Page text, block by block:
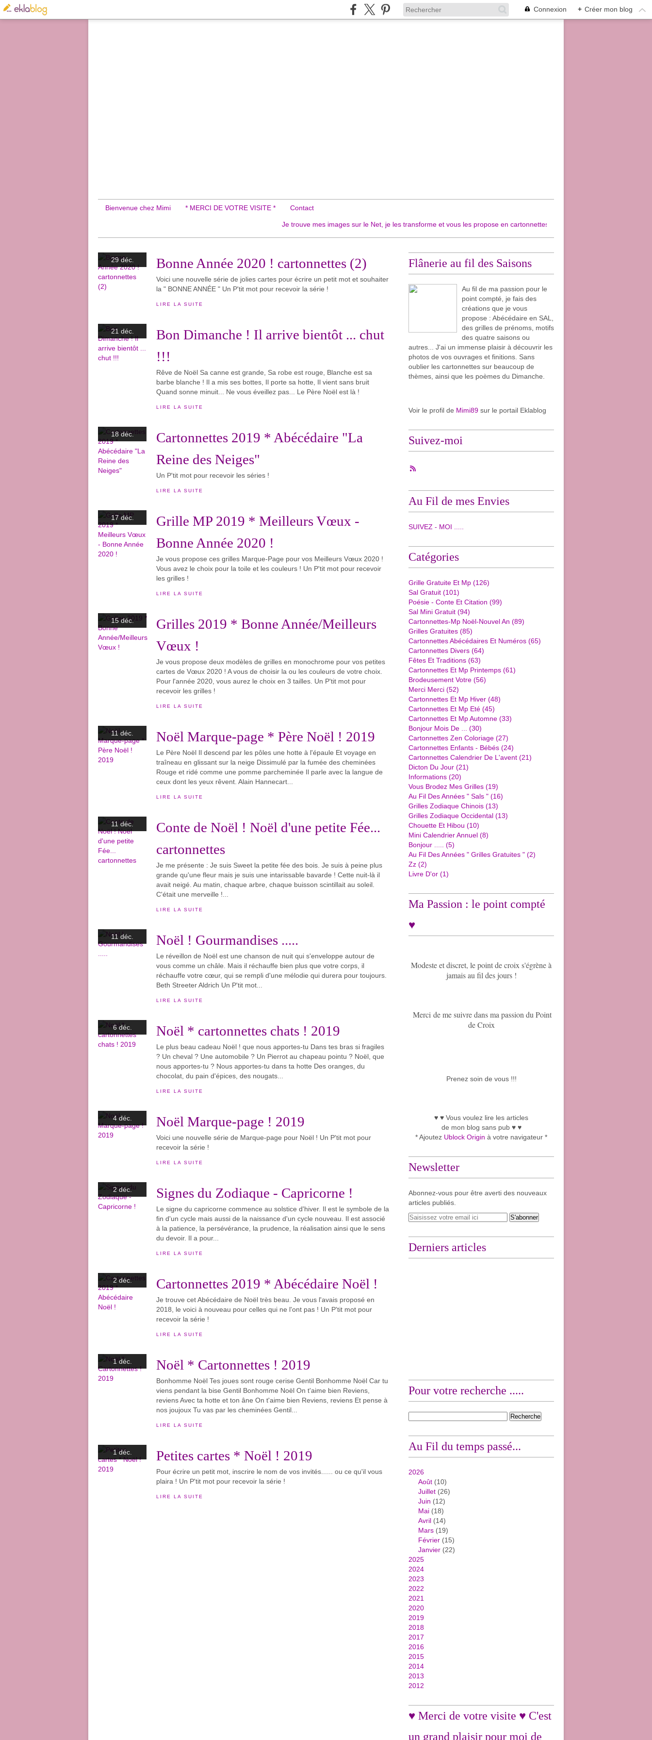
Connexion + Créer mon blog
Bienvenue chez Mimi * MERCI DE VOTRE VISITE * Contact
Je trouve mes images sur le Net, je les transforme et vous les propose en cartonnettes pour mon plaisir et surtout pour le
29 déc. Bonne Année 2020 ! cartonnettes (2)
Voici une nouvelle série de jolies cartes pour écrire un petit mot et souhaiter
la " BONNE ANNÉE " Un P'tit mot pour recevoir la série !
LIRE LA SUITE
21 déc.
Bon Dimanche ! Il arrive bientôt ... chut
!!!
Rêve de Noël Sa canne est grande, Sa robe est rouge, Blanche est sa
barbe blanche ! Il a mis ses bottes, Il porte sa hotte, Il vient sans bruit
Quand sonne minuit... Ne vous éveillez pas... Le Père Noël est là !
LIRE LA SUITE
18 déc.
Cartonnettes 2019 * Abécédaire "La
Reine des Neiges"
Un P'tit mot pour recevoir les séries !
LIRE LA SUITE
17 déc.
Grille MP 2019 * Meilleurs Vœux -
Bonne Année 2020 !
Je vous propose ces grilles Marque-Page pour vos Meilleurs Vœux 2020 !
Vous avez le choix pour la toile et les couleurs ! Un P'tit mot pour recevoir
les grilles !
LIRE LA SUITE
15 déc.
Grilles 2019 * Bonne Année/Meilleurs
Vœux !
Je vous propose deux modèles de grilles en monochrome pour vos petites
cartes de Vœux 2020 ! A vous de choisir la ou les couleurs de votre choix.
Pour l'année 2020, vous aurez le choix en 3 tailles. Un P'tit mot pour
recevoir les grilles !
LIRE LA SUITE
11 déc. Noël Marque-page * Père Noël ! 2019
Le Père Noël Il descend par les pôles une hotte à l'épaule Et voyage en
traîneau en glissant sur la neige Dissimulé par la fumée des cheminées
Rouge et ridé comme une pomme parcheminée Il parle avec la langue de
ceux dont les yeux rêvent. Alain Hannecart...
LIRE LA SUITE
11 déc.
Conte de Noël ! Noël d'une petite Fée...
cartonnettes
Je me présente : Je suis Sweet la petite fée des bois. Je suis à peine plus
grande qu'une fleur mais je suis une intarissable bavarde ! Cette nuit-là il
avait neigé. Au matin, chaque arbre, chaque buisson scintillait au soleil.
C'était une merveille !...
LIRE LA SUITE
11 déc. Noël ! Gourmandises .....
Le réveillon de Noël est une chanson de nuit qui s'enveloppe autour de
vous comme un châle. Mais il réchauffe bien plus que votre corps, il
réchauffe votre cœur, qui se rempli d'une mélodie qui durera pour toujours.
Beth Streeter Aldrich Un P'tit mot...
LIRE LA SUITE
6 déc. Noël * cartonnettes chats ! 2019
Le plus beau cadeau Noël ! que nous apportes-tu Dans tes bras si fragiles
? Un cheval ? Une automobile ? Un Pierrot au chapeau pointu ? Noël, que
nous apportes-tu ? Nous apportes-tu dans ta hotte Des oranges, du
chocolat, du pain d'épices, des nougats...
LIRE LA SUITE
4 déc. Noël Marque-page ! 2019
Voici une nouvelle série de Marque-page pour Noël ! Un P'tit mot pour
recevoir la série !
LIRE LA SUITE
2 déc. Signes du Zodiaque - Capricorne !
Le signe du capricorne commence au solstice d'hiver. Il est le symbole de la
fin d'un cycle mais aussi de la naissance d'un cycle nouveau. Il est associé
à la patience, la persévérance, la prudence, la réalisation ainsi que le sens
du devoir. Il a pour...
LIRE LA SUITE
2 déc. Cartonnettes 2019 * Abécédaire Noël !
Je trouve cet Abécédaire de Noël très beau. Je vous l'avais proposé en
2018, le voici à nouveau pour celles qui ne l'ont pas ! Un P'tit mot pour
recevoir la série !
LIRE LA SUITE
1 déc. Noël * Cartonnettes ! 2019
Bonhomme Noël Tes joues sont rouge cerise Gentil Bonhomme Noël Car tu
viens pendant la bise Gentil Bonhomme Noël On t'aime bien Reviens,
reviens Avec ta hotte et ton âne On t'aime bien Reviens, reviens Et pense à
nos joujoux Tu vas par les cheminées Gentil...
LIRE LA SUITE
1 déc. Petites cartes * Noël ! 2019
Pour écrire un petit mot, inscrire le nom de vos invités...... ou ce qu'il vous
plaira ! Un P'tit mot pour recevoir la série !
LIRE LA SUITE
Flânerie au fil des Saisons
Au fil de ma passion pour le
point compté, je fais des
créations que je vous
propose : Abécédaire en SAL,
des grilles de prénoms, motifs
des quatre saisons ou
autres... J'ai un immense plaisir à découvrir les
photos de vos ouvrages et finitions. Sans
oublier les cartonnettes sur beaucoup de
thèmes, ainsi que les poèmes du Dimanche.
Voir le profil de Mimi89 sur le portail Eklablog
Suivez-moi
Au Fil de mes Envies
SUIVEZ - MOI .....
Catégories
Grille Gratuite Et Mp (126)
Sal Gratuit (101)
Poésie - Conte Et Citation (99)
Sal Mini Gratuit (94)
Cartonnettes-Mp Noël-Nouvel An (89)
Grilles Gratuites (85)
Cartonnettes Abécédaires Et Numéros (65)
Cartonnettes Divers (64)
Fêtes Et Traditions (63)
Cartonnettes Et Mp Printemps (61)
Brodeusement Votre (56)
Merci Merci (52)
Cartonnettes Et Mp Hiver (48)
Cartonnettes Et Mp Eté (45)
Cartonnettes Et Mp Automne (33)
Bonjour Mois De ...
(30)
Cartonnettes Zen Coloriage (27)
Cartonnettes Enfants - Bébés (24)
Cartonnettes Calendrier De L'avent (21)
Dicton Du Jour (21)
Informations (20)
Vous Brodez Mes Grilles (19)
Au Fil Des Années " Sals " (16)
Grilles Zodiaque Chinois (13)
Grilles Zodiaque Occidental (13)
Chouette Et Hibou (10)
Mini Calendrier Annuel (8)
Bonjour .....
(5)
Au Fil Des Années " Grilles Gratuites " (2)
Zz (2)
Livre D'or (1)
Ma Passion : le point compté
♥
Modeste et discret, le point de croix s'égrène à
jamais au fil des jours !
Merci de me suivre dans ma passion du Point
de Croix
Prenez soin de vous !!!
♥ ♥ Vous voulez lire les articles
de mon blog sans pub ♥ ♥
* Ajoutez Ublock Origin à votre navigateur *
Newsletter
Abonnez-vous pour être averti des nouveaux
articles publiés.
Derniers articles
Pour votre recherche .....
Au Fil du temps passé...
2026
Août (10)
Juillet (26)
Juin (12)
Mai (18)
Avril (14)
Mars (19)
Février (15)
Janvier (22)
2025
2024
2023
2022
2021
2020
2019
2018
2017
2016
2015
2014
2013
2012
♥ Merci de votre visite ♥ C'est
un grand plaisir pour moi de